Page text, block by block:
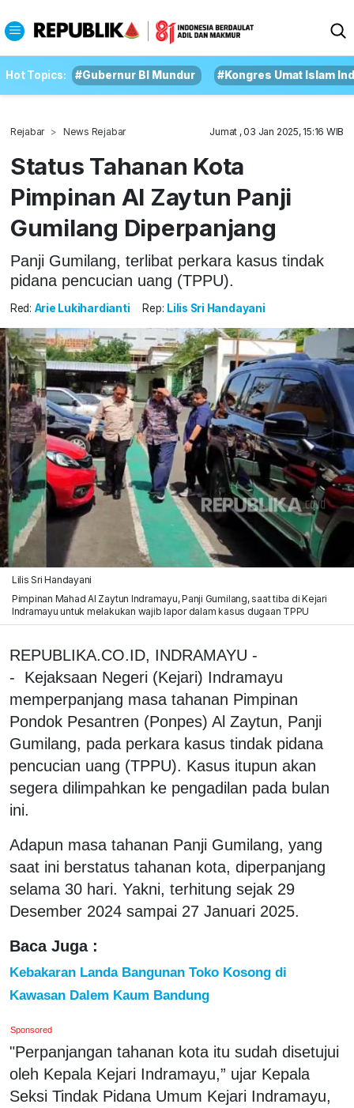
Hot Topics: #Gubernur BI Mundur #Kongres Umat Islam
Rejabar News Rejabar Jumat , 03 Jan 2025, 15:16 WIB
Status Tahanan Kota
Pimpinan Al Zaytun Panji
Gumilang Diperpanjang
Panji Gumilang, terlibat perkara kasus tindak
pidana pencucian uang (TPPU).
Red: Arie Lukihardianti Rep: Lilis Sri Handayani
Lilis Sri Handayani
Pimpinan Mahad Al Zaytun Indramayu, Panji Gumilang, saat tiba di Kejari
Indramayu untuk melakukan wajib lapor dalam kasus dugaan TPPU
REPUBLIKA.CO.ID, INDRAMAYU -
- Kejaksaan Negeri (Kejari) Indramayu
memperpanjang masa tahanan Pimpinan
Pondok Pesantren (Ponpes) Al Zaytun, Panji
Gumilang, pada perkara kasus tindak pidana
pencucian uang (TPPU). Kasus itupun akan
segera dilimpahkan ke pengadilan pada bulan
ini.
Adapun masa tahanan Panji Gumilang, yang
saat ini berstatus tahanan kota, diperpanjang
selama 30 hari. Yakni, terhitung sejak 29
Desember 2024 sampai 27 Januari 2025.
Baca Juga :
Kebakaran Landa Bangunan Toko Kosong di
Kawasan Dalem Kaum Bandung
Sponsored
"Perpanjangan tahanan kota itu sudah disetujui
oleh Kepala Kejari Indramayu,” ujar Kepala
Seksi Tindak Pidana Umum Kejari Indramayu,